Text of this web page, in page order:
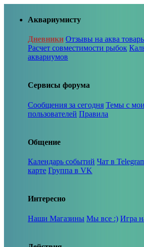
Аквариумисту
Дневники Отзывы на аква
Расчет совместимости рыбок
аквариумов
Сервисы форума
Сообщения за сегодня Темы с
пользователей Правила
Общение
Календарь событий Чат в
карте Группа в VK
Интересно
Наши Магазины Мы все :) Игра